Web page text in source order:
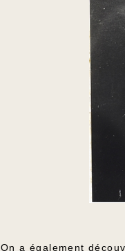
On a également